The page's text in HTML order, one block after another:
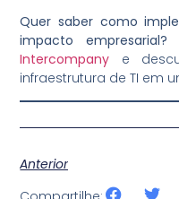
Quer saber como
impacto empresarial?
Intercompany e
infraestrutura de TI em
Anterior